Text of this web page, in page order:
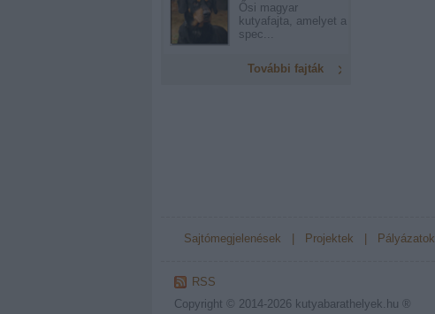
Ősi magyar
kutyafajta, amelyet a
spec...
További fajták
Sajtómegjelenések Projektek Pályázatok
RSS
Copyright © 2014-2026 kutyabarathelyek.hu ®